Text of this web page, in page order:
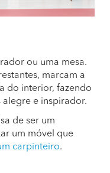
ou uma mesa.
marcam a
do interior, fazendo
alegre e inspirador.
de ser um
um móvel que
carpinteiro.